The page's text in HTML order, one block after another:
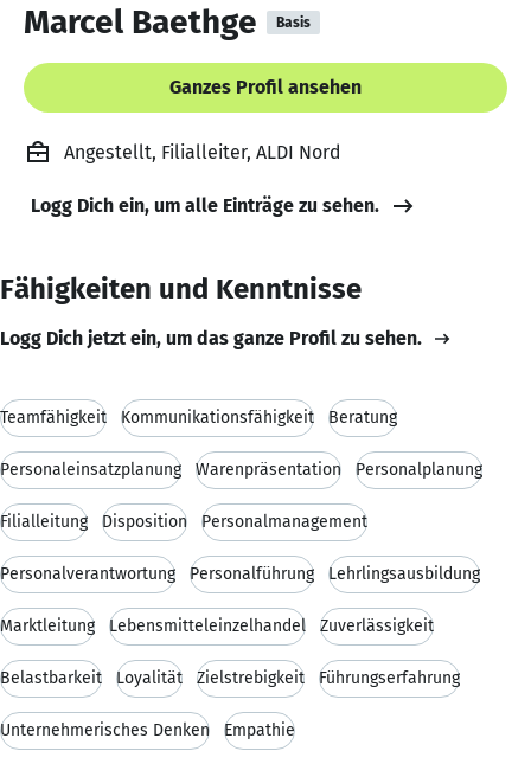
Marcel Baethge Basis
Ganzes Profil ansehen
Angestellt, Filialleiter, ALDI Nord
Logg Dich ein, um alle Einträge zu sehen.
Fähigkeiten und Kenntnisse
Logg Dich jetzt ein, um das ganze Profil zu sehen.
Teamfähigkeit Kommunikationsfähigkeit Beratung
Personaleinsatzplanung Warenpräsentation Personalplanung
Filialleitung Disposition Personalmanagement
Personalverantwortung Personalführung Lehrlingsausbildung
Marktleitung Lebensmitteleinzelhandel Zuverlässigkeit
Belastbarkeit Loyalität Zielstrebigkeit Führungserfahrung
Unternehmerisches Denken Empathie